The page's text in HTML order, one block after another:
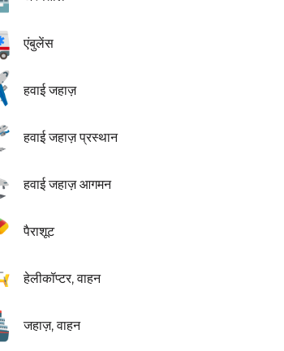
एंबुलेंस
हवाई जहाज़
हवाई जहाज़ प्रस्थान
हवाई जहाज़ आगमन
पैराशूट
हेलीकॉप्टर, वाहन
जहाज़, वाहन